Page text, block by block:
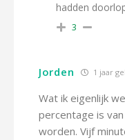
hadden
3
Jorden 1 jaar
Wat ik eigenlijk
percentage is
worden. Vijf